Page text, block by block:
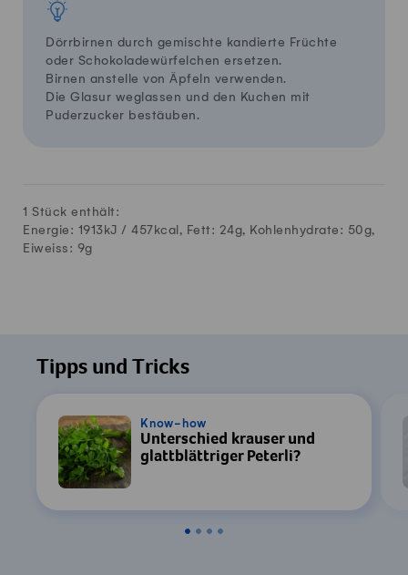
Dörrbirnen durch gemischte kandierte Früchte
oder Schokoladewürfelchen ersetzen.
Birnen anstelle von Äpfeln verwenden.
Die Glasur weglassen und den Kuchen mit
Puderzucker bestäuben.
1 Stück enthält:
Energie: 1913kJ / 457 kcal, Fett: 24g, Kohlenhydrate: 50g,
Eiweiss: 9g
Tipps und Tricks
Know-how
Unterschied krauser und
glattblättriger Peterli?